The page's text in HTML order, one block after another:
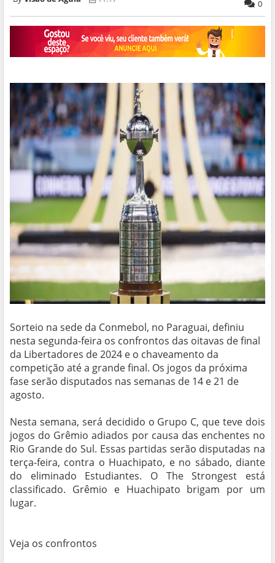
0
Sorteio na sede da Conmebol, no Paraguai, definiu
nesta segunda-feira os confrontos das oitavas de final
da Libertadores de 2024 e o chaveamento da
competição até a grande final. Os jogos da próxima
fase serão disputados nas semanas de 14 e 21 de
agosto.
Nesta semana, será decidido o Grupo C, que teve dois
jogos do Grêmio adiados por causa das enchentes no
Rio Grande do Sul. Essas partidas serão disputadas na
terça-feira, contra o Huachipato, e no sábado, diante
do eliminado Estudiantes. O The Strongest está
classificado. Grêmio e Huachipato brigam por um
lugar.
Veja os confrontos